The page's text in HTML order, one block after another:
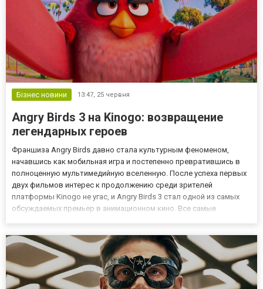
Бізнес новини 13:47, 25 червня
Angry Birds 3 на Kinogo: возвращение
легендарных героев
Франшиза Angry Birds давно стала культурным феноменом,
начавшись как мобильная игра и постепенно превратившись в
полноценную мультимедийную вселенную. После успеха первых
двух фильмов интерес к продолжению среди зрителей
платформы Kinogo не угас, и Angry Birds 3 стал одной из самых
обсуждаемых премьер в анимационном кино. Все самые
героев Angry Bi...